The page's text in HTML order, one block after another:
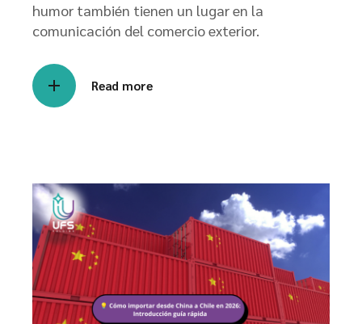
humor también tienen un lugar en la
comunicación del comercio exterior.
Read more